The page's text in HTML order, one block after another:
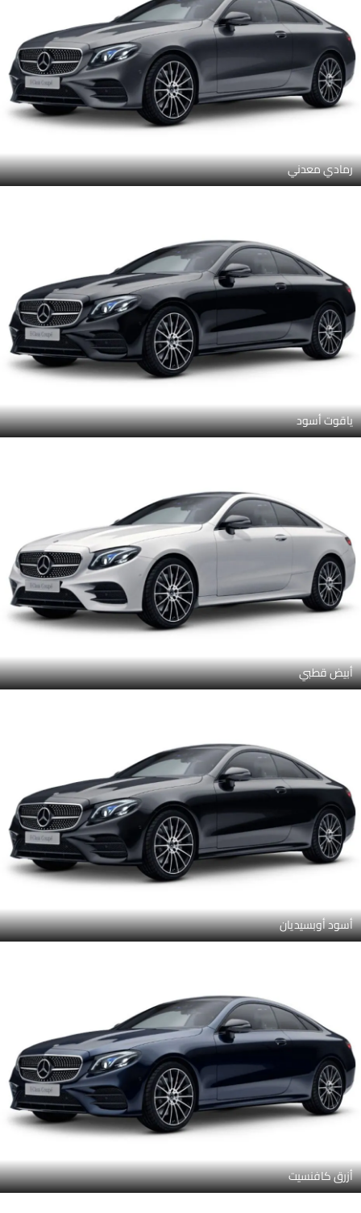
رمادي معدني
ياقوت أسود
أبيض قطبي
أسود أوبسيديان
أزرق كافنسيت